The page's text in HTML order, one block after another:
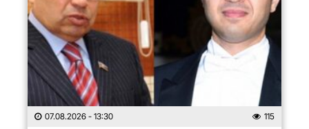
07.08.2026 - 13:30 115